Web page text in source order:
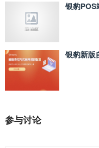
银豹POS
银豹新版
参与讨论